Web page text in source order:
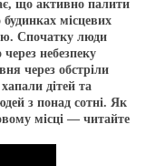
що активно палити
місцевих
Спочатку люди
небезпеку
через обстріли
дітей та
з понад сотні. Як
місці — читайте